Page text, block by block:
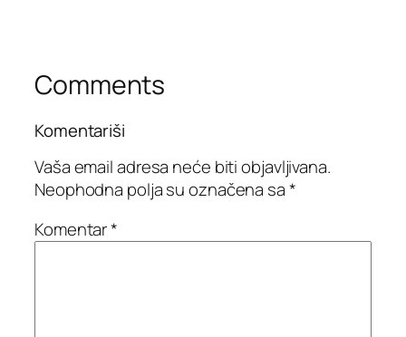
Comments
Komentariši
Vaša email adresa neće biti objavljivana.
Neophodna polja su označena sa*
Komentar*